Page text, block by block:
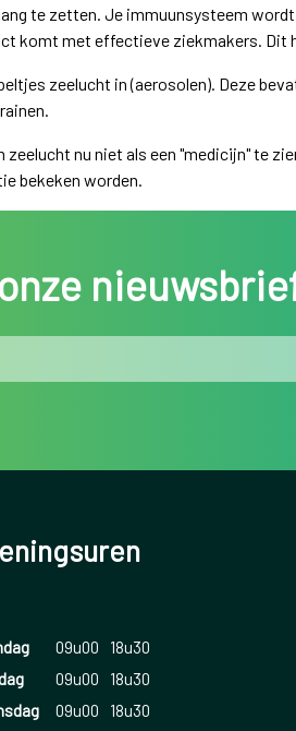
te zetten. Je immuunsysteem
komt met effectieve ziekmakers. Dit
zeelucht in (aerosolen). Deze
nu niet als een "medicijn" te
bekeken worden.
09u00
18u30
09u00
18u30
09u00
18u30